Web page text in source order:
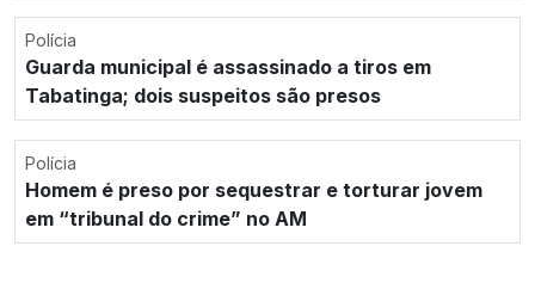
Polícia
Guarda municipal é assassinado a tiros em
Tabatinga; dois suspeitos são presos
Polícia
Homem é preso por sequestrar e torturar jovem
em “tribunal do crime” no AM